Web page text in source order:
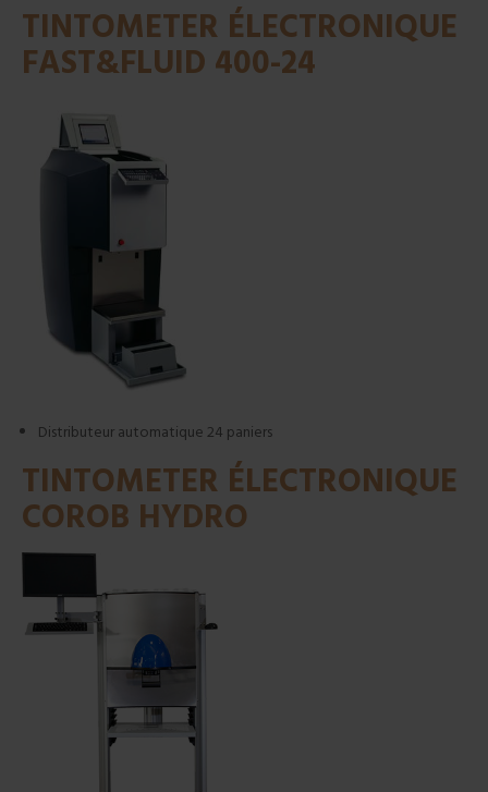
TINTOMETER ÉLECTRONIQUE
FAST&FLUID 400-24
Distributeur automatique 24 paniers
TINTOMETER ÉLECTRONIQUE
COROB HYDRO